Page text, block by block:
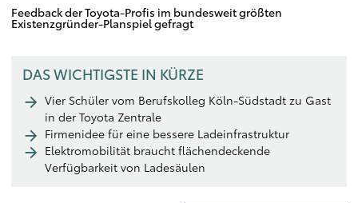
Feedback der Toyota-Profis im bundesweit größten
Existenzgründer-Planspiel gefragt
DAS WICHTIGSTE IN KÜRZE
Vier Schüler vom Berufskolleg Köln-Südstadt zu Gast
in der Toyota Zentrale
Firmenidee für eine bessere Ladeinfrastruktur
Elektromobilität braucht flächendeckende
Verfügbarkeit von Ladesäulen